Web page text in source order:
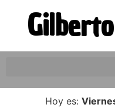
Hoy es: